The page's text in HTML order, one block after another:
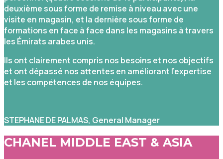
deuxième sous forme de remise à niveau avec une
visite en magasin, et la dernière sous forme de
formations en face à face dans les magasins à travers
les Émirats arabes unis.
Ils ont clairement compris nos besoins et nos objectifs
et ont dépassé nos attentes en améliorant l’expertise
et les compétences de nos équipes.
STEPHANE DE PALMAS, General Manager
CHANEL MIDDLE EAST & ASIA